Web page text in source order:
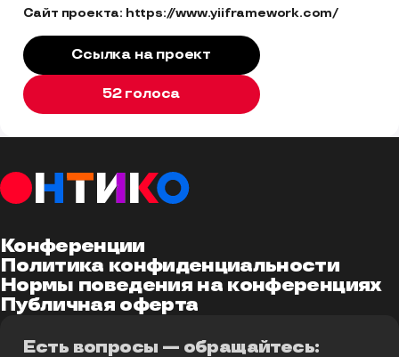
Сайт проекта: https://www.yiiframework.com/
Ссылка на проект
52 голосa
Конференции
Политика конфиденциальности
Нормы поведения на конференциях
Публичная оферта
Есть вопросы — обращайтесь: